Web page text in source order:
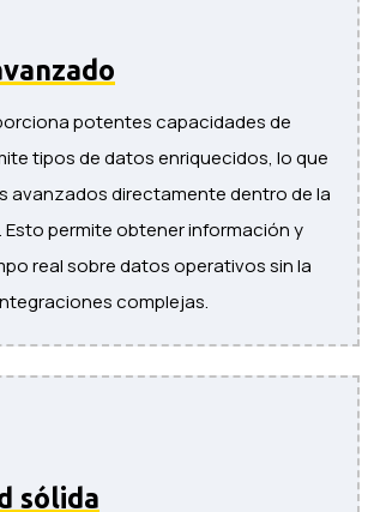
potentes capacidades de
tipos de datos enriquecidos, lo que
avanzados directamente dentro de la
Esto permite obtener información y
real sobre datos operativos sin la
complejas.
sólida